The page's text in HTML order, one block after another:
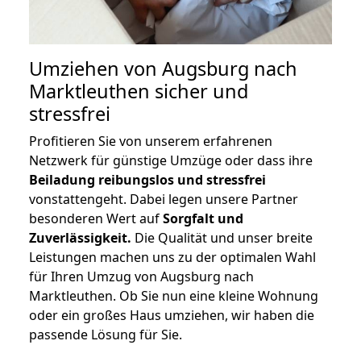
Umziehen von Augsburg nach
Marktleuthen sicher und
stressfrei
Profitieren Sie von unserem erfahrenen
Netzwerk für günstige Umzüge oder dass ihre
Beiladung reibungslos und stressfrei
vonstattengeht. Dabei legen unsere Partner
besonderen Wert aufSorgfalt und
Zuverlässigkeit. Die Qualität und unser breite
Leistungen machen uns zu der optimalen Wahl
für Ihren Umzug von Augsburg nach
Marktleuthen. Ob Sie nun eine kleine Wohnung
oder ein großes Haus umziehen, wir haben die
passende Lösung für Sie.